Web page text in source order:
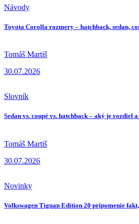
Návody
Toyota Corolla rozmery – hatchback, sedan,
Tomáš Martiš
30.07.2026
Slovník
Sedan vs. coupé vs. hatchback – aký je rozdiel
Tomáš Martiš
30.07.2026
Novinky
Volkswagen Tiguan Edition 20 pripomenie